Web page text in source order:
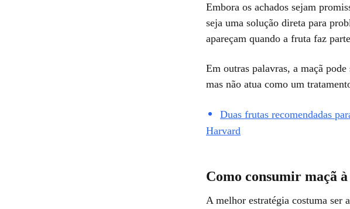
Embora os achados sejam
seja uma solução direta para
apareçam quando a fruta faz
Em outras palavras, a maçã
mas não atua como um
Duas frutas recomendadas
Harvard
Como consumir maçã
A melhor estratégia costuma